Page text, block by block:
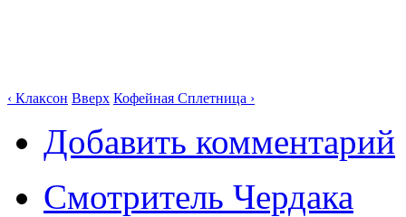
‹ Клаксон Вверх Кофейная Сплетница ›
Добавить комментарий
Смотритель Чердака